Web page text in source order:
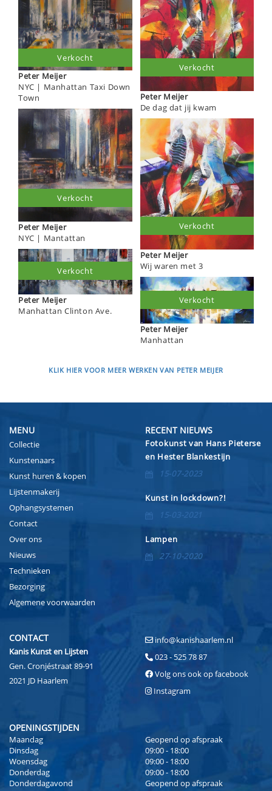
Peter Meijer
NYC | Manhattan Taxi Down
Town
Verkocht
Peter Meijer
NYC | Mantattan
Verkocht
Peter Meijer
Manhattan Clinton Ave.
Verkocht
Peter Meijer
De dag dat jij kwam
Verkocht
Peter Meijer
Wij waren met 3
Verkocht
Peter Meijer
Manhattan
Verkocht
KLIK HIER VOOR MEER WERKEN VAN PETER MEIJER
MENU
Collectie
Kunstenaars
Kunst huren & kopen
Lijstenmakerij
Ophangsystemen
Contact
Over ons
Nieuws
Technieken
Bezorging
Algemene voorwaarden
RECENT NIEUWS
Fotokunst van Hans Pieterse
en Hester Blankestijn
15-07-2023
Kunst in lockdown?!
15-03-2021
Lampen
27-10-2020
CONTACT
Kanis Kunst en Lijsten
Gen. Cronjéstraat 89-91
2021 JD Haarlem
info@kanishaarlem.nl
023 - 525 78 87
Volg ons ook op facebook
Instagram
OPENINGSTIJDEN
Maandag
Geopend op afspraak
Dinsdag
09:00 - 18:00
Woensdag
09:00 - 18:00
Donderdag
09:00 - 18:00
Donderdagavond
Geopend op afspraak